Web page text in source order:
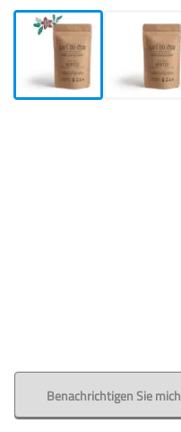
Benachrichtigen Sie